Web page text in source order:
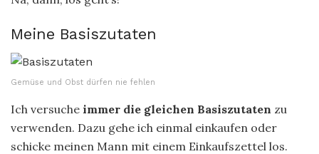
Meine Basiszutaten
Gemüse und Obst dürfen nie fehlen
Ich versuche immer die gleichen Basiszutaten zu
verwenden. Dazu gehe ich einmal einkaufen oder
schicke meinen Mann mit einem Einkaufszettel los.